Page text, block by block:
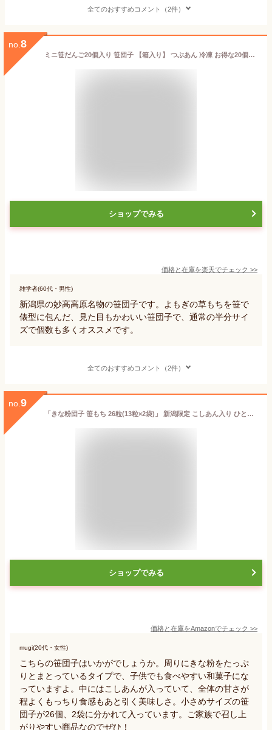
全てのおすすめコメント（2件）
no. 8
ミニ笹だんご20個入り 笹団子 【箱入り】 つぶあん 冷凍 お得な20個セット 20個 新潟銘菓 お土産 パーティーイベント 和菓子 ギフト だんご スイーツ
ショップでみる
価格と在庫を楽天でチェック >>
雑学者(60代・男性)
新潟県の妙高高原名物の笹団子です。よもぎの草もちを笹で
俵型に包んだ、見た目もかわいい笹団子で、通常の半分サイ
ズで個数も多くオススメです。
全てのおすすめコメント（2件）
no. 9
「きな粉団子 笹もち 26粒(13粒×2袋)」 新潟限定 こしあん入り ひとくち和菓子
ショップでみる
価格と在庫をAmazonでチェック >>
mugi(20代・女性)
こちらの笹団子はいかがでしょうか。周りにきな粉をたっぷ
りとまとっているタイプで、子供でも食べやすい和菓子にな
っていますよ。中にはこしあんが入っていて、全体の甘さが
程よくもっちり食感もあと引く美味しさ。小さめサイズの笹
団子が26個、2袋に分かれて入っています。ご家族で召し上
がりやすい商品なのでぜひ！